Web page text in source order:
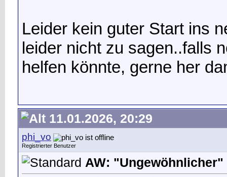
Leider kein guter Start ins
leider nicht zu sagen..falls
helfen könnte, gerne her
11.01.2026, 20:29
phi_vo
Registrierter Benutzer
AW: "Ungewöhnlicher"